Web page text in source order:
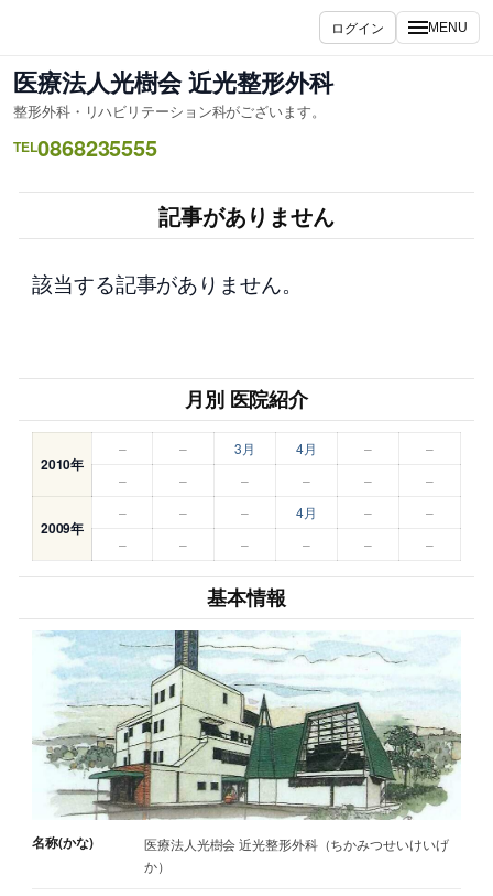
を
ス
キ
ッ
ログイン MENU
医療法人光樹会 近光整形外科
整形外科・リハビリテーション科がございます。
TEL0868235555
記事がありません
該当する記事がありません。
月別 医院紹介
2010年
– – 3月 4月 –
–
–
– – – – –
2009年
– – – 4月 –
–
–
– – – – –
基本情報
名称(かな)
医療法人光樹会 近光整形外科（ちかみつせいけいげ
か）